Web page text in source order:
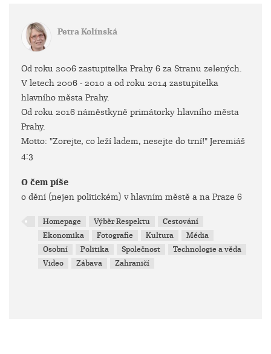
Petra Kolínská
Od roku 2006 zastupitelka Prahy 6 za Stranu zelených.
V letech 2006 - 2010 a od roku 2014 zastupitelka
hlavního města Prahy.
Od roku 2016 náměstkyně primátorky hlavního města
Prahy.
Motto: "Zorejte, co leží ladem, nesejte do trní!" Jeremiáš
4:3
O čem píše
o dění (nejen politickém) v hlavním městě a na Praze 6
Homepage Výběr Respektu
Cestování
Ekonomika
Fotografie Kultura
Média
Osobní
Politika Společnost
Technologie a věda
Video
Zábava Zahraničí